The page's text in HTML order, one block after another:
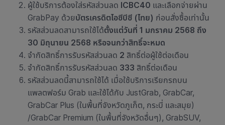
ผู้ใช้บริการต้องใส่รหัสส่วนลด ICBC40 และเลือกจ่ายผ่าน
GrabPay ด้วยบัตรเครดิตไอซีบีซี (ไทย) ก่อนสั่งซื้อเท่านั้น
รหัสส่วนลดสามารถใช้ได้ตั้งแต่วันที่ 1 มกราคม 2568 ถึง
30 มิถุนายน 2568 หรือจนกว่าสิทธิ์จะหมด
จำกัดสิทธิ์การรับรหัสส่วนลด 2 สิทธิ์ต่อผู้ใช้ต่อเดือน
จำกัดสิทธิ์การรับรหัสส่วนลด 333 สิทธิ์ต่อเดือน
รหัสส่วนลดนี้สามารถใช้ได้ เมื่อใช้บริการเรียกรถบน
แพลตฟอร์ม Grab และใช้ได้กับ JustGrab, GrabCar,
GrabCar Plus (ในพื้นที่จังหวัดภูเก็ต, กระบี่ และสมุย)
/GrabCar Premium (ในพื้นที่จังหวัดอื่นๆ), GrabSUV,